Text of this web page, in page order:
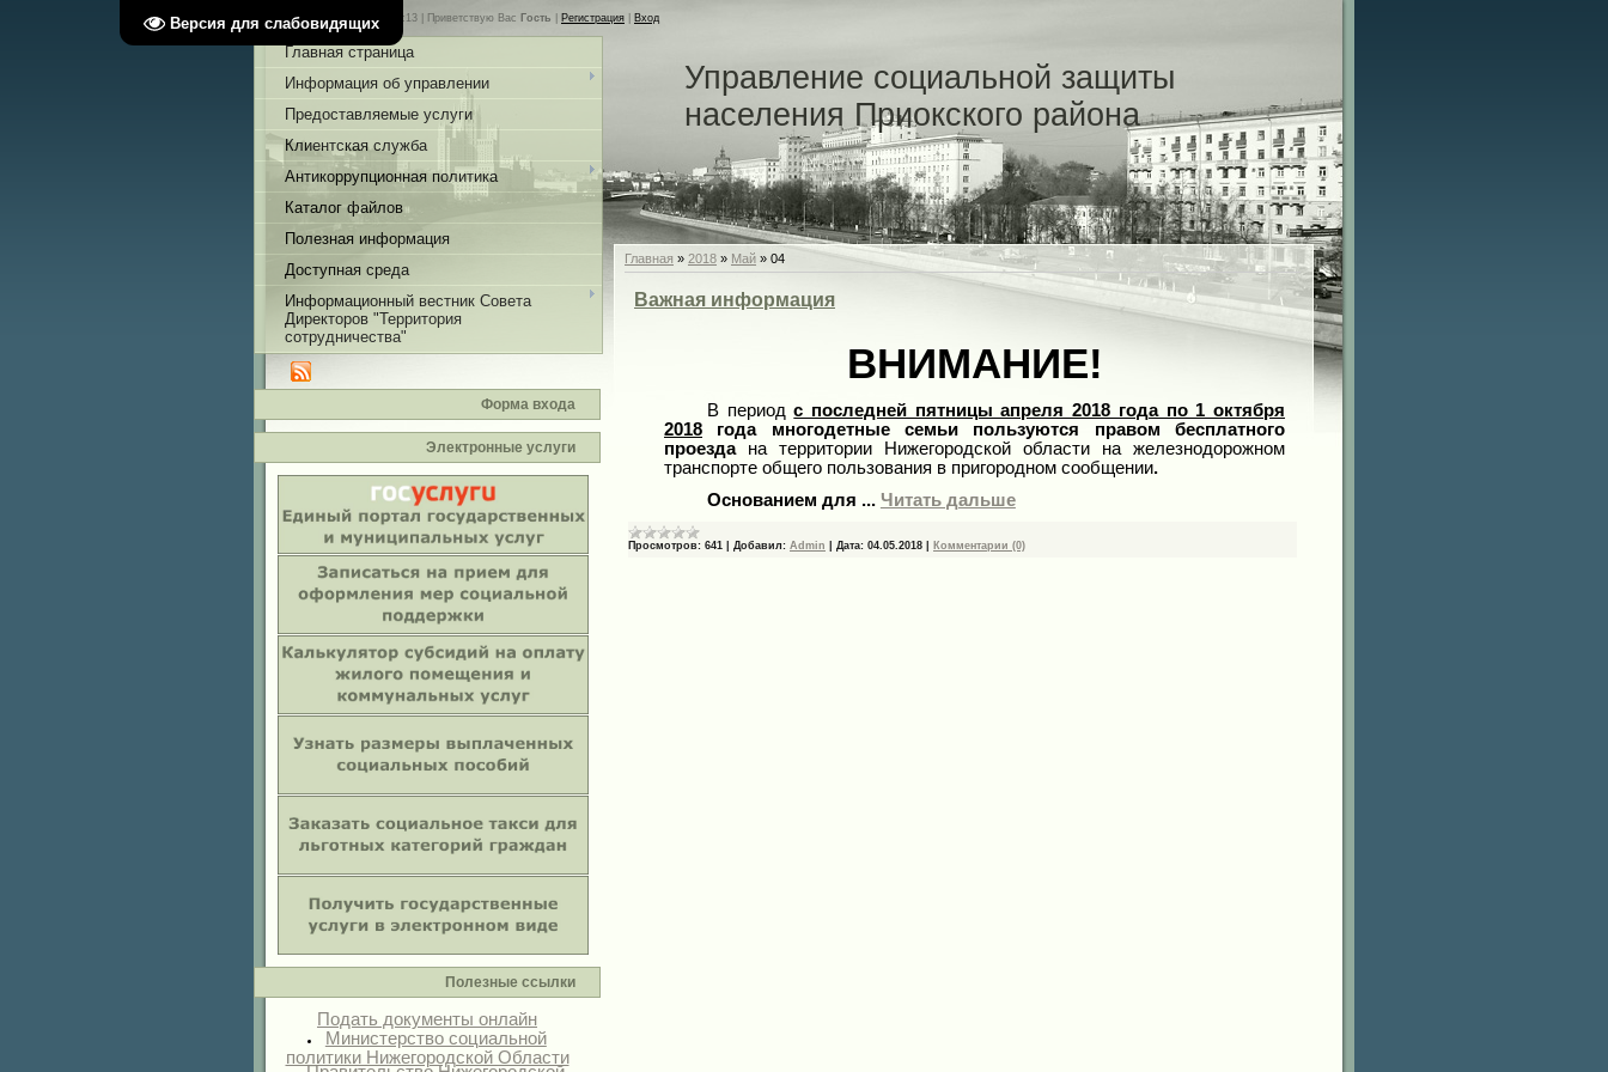
Версия для слабовидящих
Суббота, 08.08.2026, 07:13 | Приветствую Вас Гость Регистрация Вход
Главная страница
Информация об управлении
Предоставляемые услуги
Клиентская служба
Антикоррупционная политика
Каталог файлов
Полезная информация
Доступная среда
Информационный вестник Совета
Директоров "Территория
сотрудничества"
Форма входа
Электронные услуги
Полезные ссылки
Подать документы онлайн
Министерство социальной
политики Нижегородской Области
Управление социальной защиты
населения Приокского района
Главная » 2018 » Май » 04
Важная информация
ВНИМАНИЕ!
В период с последней пятницы апреля 2018 года по 1 октября
2018 года многодетные семьи пользуются правом бесплатного
проезда на территории Нижегородской области на железнодорожном
транспорте общего пользования в пригородном сообщении.
Основанием для ... Читать дальше
Просмотров: 641 Добавил: Admin Дата: 04.05.2018 Комментарии (0)